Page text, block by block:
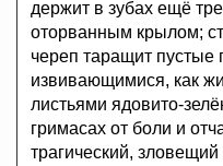
держит в зубах ещё
оторванным крылом;
череп таращит пустые
извивающимися, как
листьями ядовито-
гримасах от боли и
трагический,